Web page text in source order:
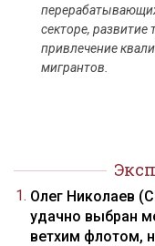
секторе, развитие
привлечение
мигрантов.
Олег Николаев
удачно выбран
ветхим флотом,